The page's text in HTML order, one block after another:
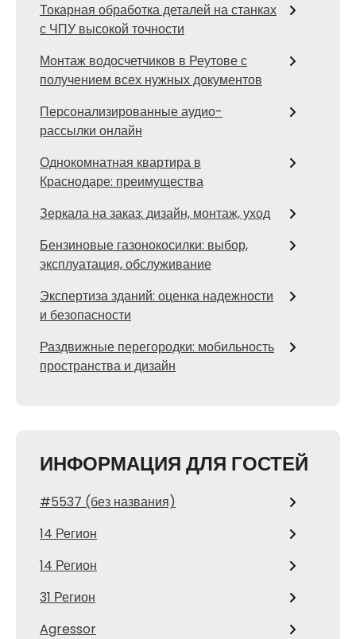
Токарная обработка деталей на станках
с ЧПУ высокой точности
Монтаж водосчетчиков в Реутове с
получением всех нужных документов
Персонализированные аудио-
рассылки онлайн
Однокомнатная квартира в
Краснодаре: преимущества
Зеркала на заказ: дизайн, монтаж, уход
Бензиновые газонокосилки: выбор,
эксплуатация, обслуживание
Экспертиза зданий: оценка надежности
и безопасности
Раздвижные перегородки: мобильность
пространства и дизайн
ИНФОРМАЦИЯ ДЛЯ ГОСТЕЙ
#5537 (без названия)
14 Регион
14 Регион
31 Регион
Agressor